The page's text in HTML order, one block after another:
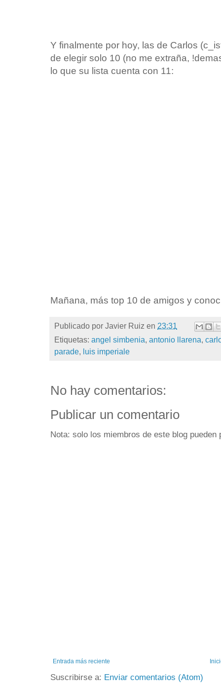
Y finalmente por hoy, las de Carlos
de elegir solo 10 (no me extraña,
lo que su lista cuenta con 11:
Mañana, más top 10 de amigos y
Publicado por Javier Ruiz en 23:31
Etiquetas: angel simbenia, antonio llarena,
parade, luis imperiale
No hay comentarios:
Publicar un comentario
Nota: solo los miembros de este blog pueden
Entrada más reciente
Suscribirse a: Enviar comentarios (Atom)